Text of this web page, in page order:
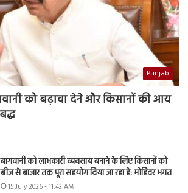
Punjab
को बढ़ावा देने और किसानों की आय
बागवानी को लाभकारी व्यवसाय बनाने के लिए किसानों को
बीज से बाजार तक पूरा सहयोग दिया जा रहा है: मोहिंदर भगत
15 July 2026 - 11:43 AM